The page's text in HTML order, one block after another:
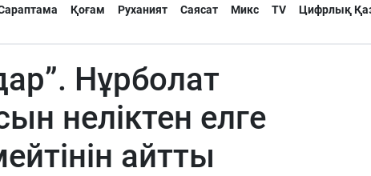
Қоғам Руханият Саясат Микс TV Цифрлық
Нұрболат
неліктен елге
айтты